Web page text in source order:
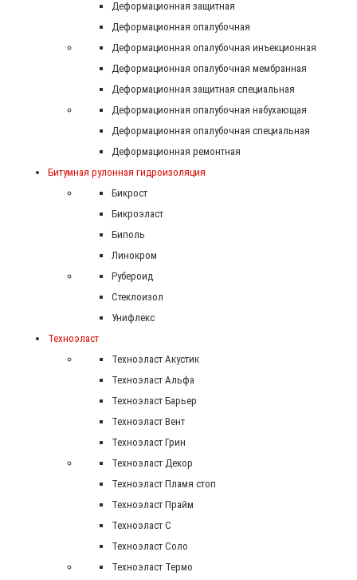
Деформационная защитная
Деформационная опалубочная
Деформационная опалубочная инъекционная
Деформационная опалубочная мембранная
Деформационная защитная специальная
Деформационная опалубочная набухающая
Деформационная опалубочная специальная
Деформационная ремонтная
Битумная рулонная гидроизоляция
Бикрост
Бикроэласт
Биполь
Линокром
Рубероид
Стеклоизол
Унифлекс
Техноэласт
Техноэласт Акустик
Техноэласт Альфа
Техноэласт Барьер
Техноэласт Вент
Техноэласт Грин
Техноэласт Декор
Техноэласт Пламя стоп
Техноэласт Прайм
Техноэласт С
Техноэласт Соло
Техноэласт Термо